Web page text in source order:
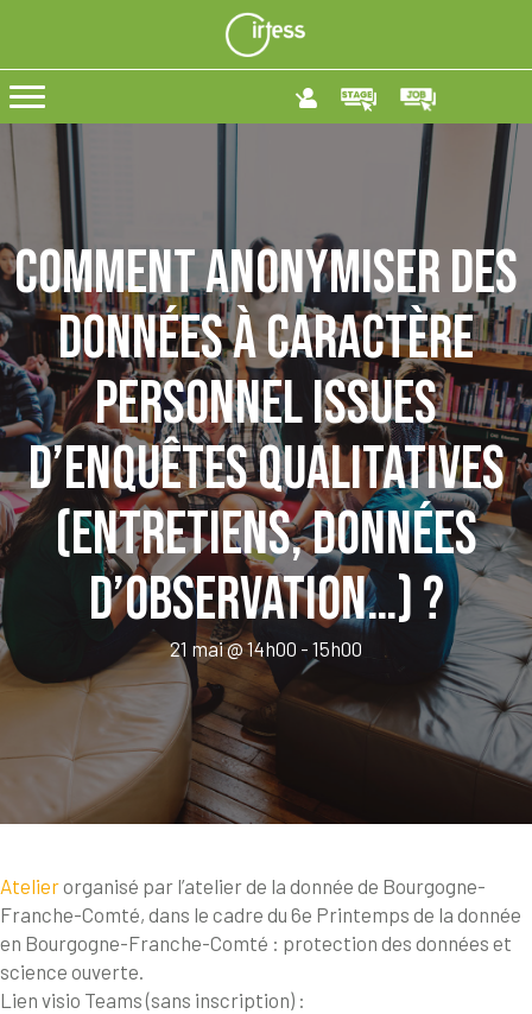
Comment anonymiser des
données à caractère
personnel issues
d’enquêtes qualitatives
(entretiens, données
d’observation…) ?
21 mai @ 14h00 - 15h00
Atelierorganisé par l’atelier de la donnée de Bourgogne-
Franche-Comté, dans le cadre du 6e Printemps de la donnée
en Bourgogne-Franche-Comté : protection des données et
science ouverte.
Lien visio Teams (sans inscription) :